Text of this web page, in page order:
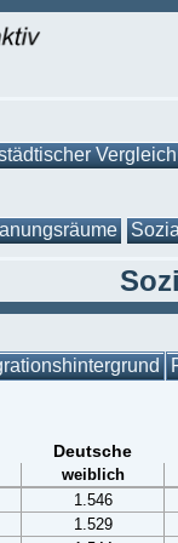
Vergleich
Deutsche
weiblich
1.546
1.529